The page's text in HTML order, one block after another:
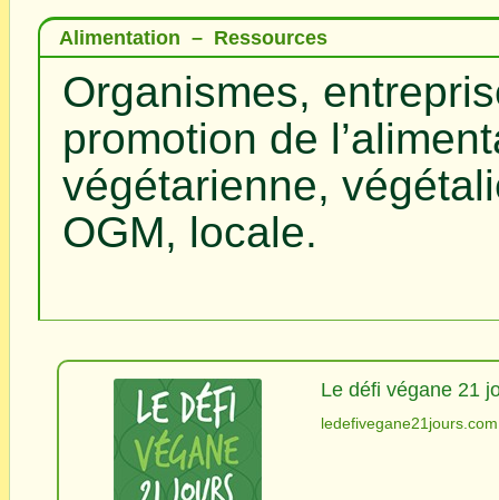
Alimentation – Ressources
Organismes,
promotion de
végétarienne,
OGM, locale.
Le défi végane 21
ledefivegane21jours.com